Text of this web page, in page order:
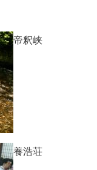
帝釈峡
養浩荘